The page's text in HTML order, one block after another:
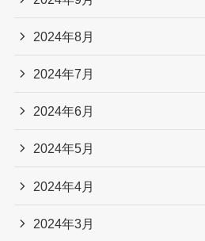
2024年8月
2024年7月
2024年6月
2024年5月
2024年4月
2024年3月